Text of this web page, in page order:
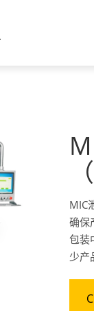
MIC
确保
包装
少产